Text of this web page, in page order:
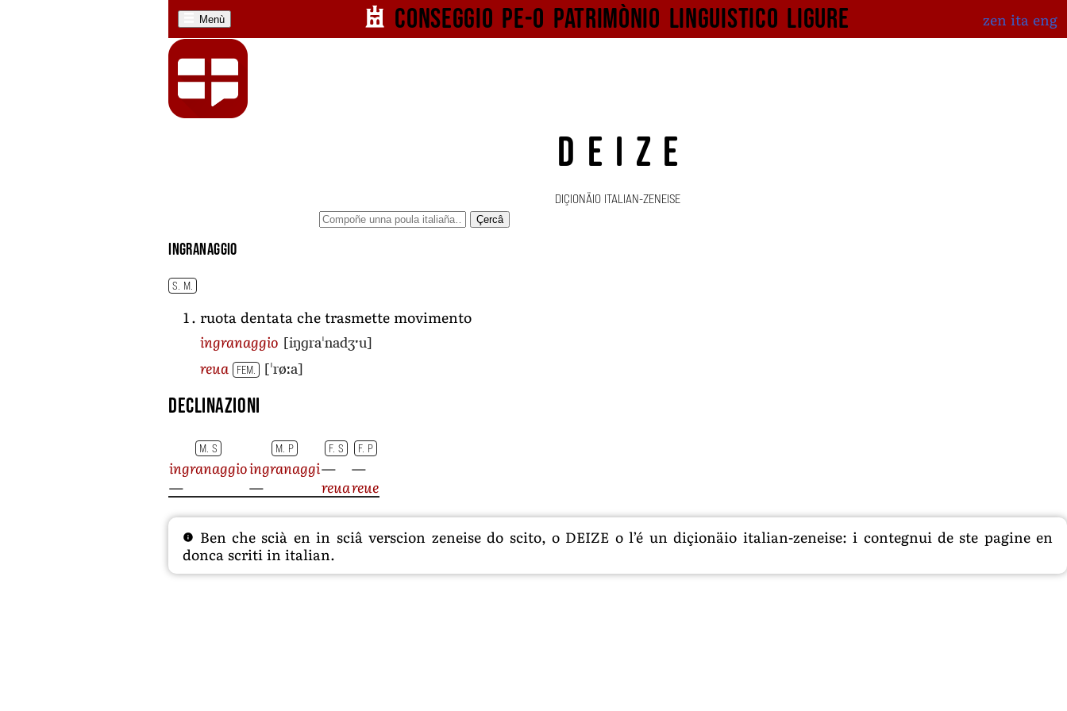
Menù Conseggio pe-o patrimònio linguistico ligure zen ita eng
DEIZE
DIÇIONÄIO ITALIAN-ZENEISE
Çercâ
ingranaggio
S. M.
ruota dentata che trasmette movimento
ingranaggio [iŋɡraˈnadʒˑu]
reua FEM. [ˈrøːa]
Declinazioni
M. S M. P F. S F. P
ingranaggioingranaggi—
—
—
— reuareue
Ben che scià en in sciâ verscion zeneise do scito, o DEIZE o l’é un diçionäio italian-zeneise: i contegnui de ste pagine en
donca scriti in italian.